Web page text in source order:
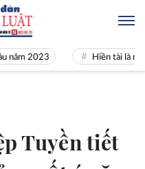
Hiền tài là nguyên khí
Tuyền tiết